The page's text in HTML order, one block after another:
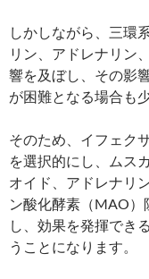
しかしながら、三環
リン、アドレナリン
響を及ぼし、その影
が困難となる場合も
そのため、イフェク
を選択的にし、ムス
オイド、アドレナリ
ン酸化酵素（MAO）
し、効果を発揮でき
うことになります。